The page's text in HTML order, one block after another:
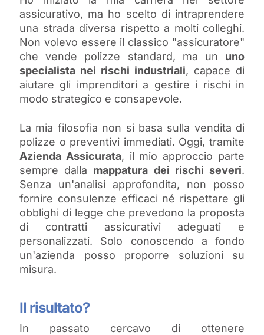
assicurativo, ma ho scelto di intraprendere
una strada diversa rispetto a molti colleghi.
Non volevo essere il classico "assicuratore"
che vende polizze standard, ma un uno
specialista nei rischi industriali, capace di
aiutare gli imprenditori a gestire i rischi in
modo strategico e consapevole.
La mia filosofia non si basa sulla vendita di
polizze o preventivi immediati. Oggi, tramite
Azienda Assicurata, il mio approccio parte
sempre dalla mappatura dei rischi severi.
Senza un'analisi approfondita, non posso
fornire consulenze efficaci né rispettare gli
obblighi di legge che prevedono la proposta
di contratti assicurativi adeguati e
personalizzati. Solo conoscendo a fondo
un'azienda posso proporre soluzioni su
misura.
Il risultato?
In passato cercavo di ottenere